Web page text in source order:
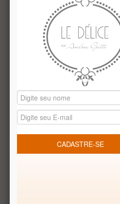
Institucional
Quem Somos
Le Délice Atelier
Lista de comparação
Vale presentes
Produtos temáticos
REDES SOCIAIS